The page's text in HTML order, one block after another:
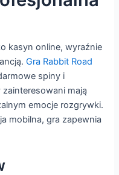
kasyn online, wyraźnie
Gra Rabbit Road
spiny i
mają
emocje rozgrywki.
mobilna, gra zapewnia